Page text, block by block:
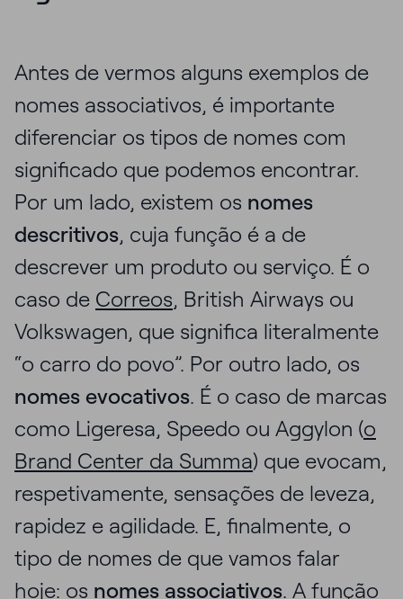
Antes de vermos alguns exemplos de
nomes associativos, é importante
diferenciar os tipos de nomes com
significado que podemos encontrar.
Por um lado, existem os nomes
descritivos, cuja função é a de
descrever um produto ou serviço. É o
caso de Correos, British Airways ou
Volkswagen, que significa literalmente
“o carro do povo”. Por outro lado, os
nomes evocativos. É o caso de marcas
como Ligeresa, Speedo ou Aggylon (o
Brand Center da Summa) que evocam,
respetivamente, sensações de leveza,
rapidez e agilidade. E, finalmente, o
tipo de nomes de que vamos falar
hoje: os nomes associativos. A função